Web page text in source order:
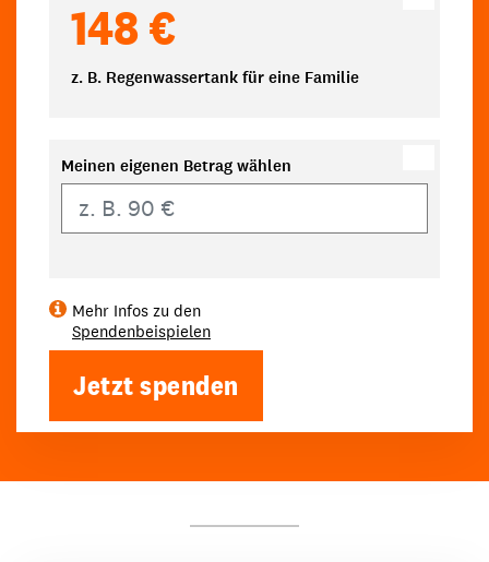
148 €
z. B. Regenwassertank für eine Familie
Meinen eigenen Betrag wählen
Mehr Infos zu den
Spendenbeispielen
Jetzt spenden